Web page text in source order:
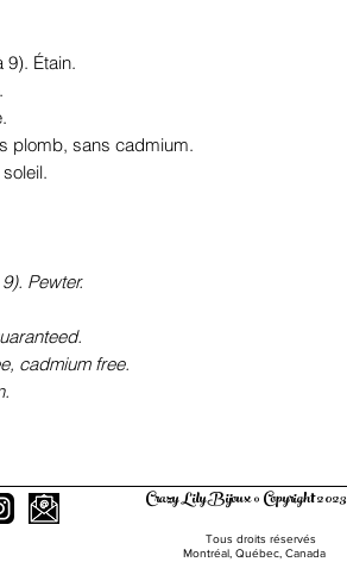
9). Étain.
.
plomb, sans cadmium.
Pewter.
cadmium free.
Crazy Lily Bijoux © Copyright 2023
Tous droits réservés
Montréal, Québec, Canada